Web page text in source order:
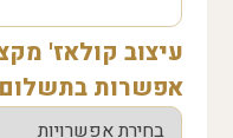
עיצוב קולאז'
אפשרות בתשלום